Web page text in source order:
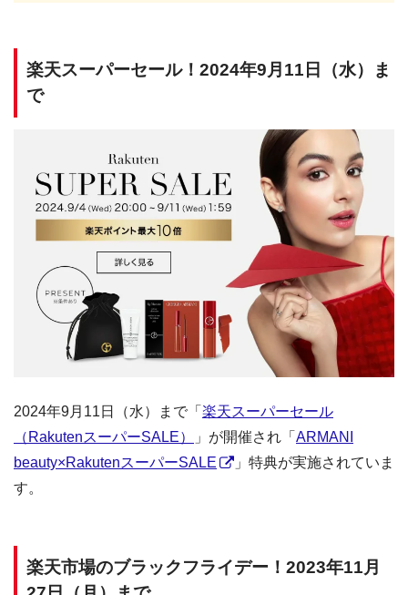
楽天スーパーセール！2024年9月11日（水）ま
で
2024年9月11日（水）まで「 楽天スーパーセール
（RakutenスーパーSALE）
」が開催され「 ARMANI
beauty×RakutenスーパーSALE
」特典が実施されていま
す。
楽天市場のブラックフライデー！2023年11月